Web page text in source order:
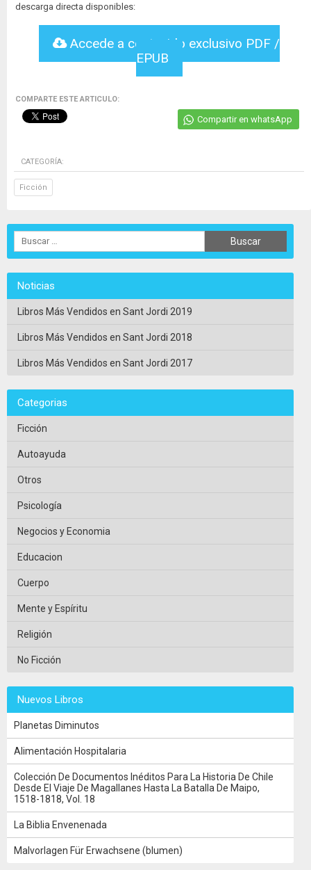
descarga directa disponibles:
Accede a contenido exclusivo PDF /
EPUB
COMPARTE ESTE ARTICULO:
Compartir en whatsApp
CATEGORÍA:
Ficción
Noticias
Libros Más Vendidos en Sant Jordi 2019
Libros Más Vendidos en Sant Jordi 2018
Libros Más Vendidos en Sant Jordi 2017
Categorias
Ficción
Autoayuda
Otros
Psicología
Negocios y Economia
Educacion
Cuerpo
Mente y Espíritu
Religión
No Ficción
Nuevos Libros
Planetas Diminutos
Alimentación Hospitalaria
Colección De Documentos Inéditos Para La Historia De Chile
Desde El Viaje De Magallanes Hasta La Batalla De Maipo,
1518-1818, Vol. 18
La Biblia Envenenada
Malvorlagen Für Erwachsene (blumen)